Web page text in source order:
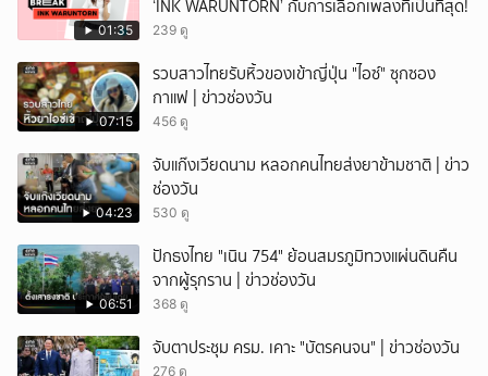
01:35
‘INK WARUNTORN’ กับการเลือกเพลงที่เป็นที่สุด!
239 ดู
07:15
รวบสาวไทยรับหิ้วของเข้าญี่ปุ่น "ไอซ์" ซุกซอง
กาแฟ | ข่าวช่องวัน
456 ดู
04:23
จับแก๊งเวียดนาม หลอกคนไทยส่งยาข้ามชาติ | ข่าว
ช่องวัน
530 ดู
06:51
ปักธงไทย "เนิน 754" ย้อนสมรภูมิทวงแผ่นดินคืน
จากผู้รุกราน | ข่าวช่องวัน
368 ดู
จับตาประชุม ครม. เคาะ "บัตรคนจน" | ข่าวช่องวัน
276 ดู